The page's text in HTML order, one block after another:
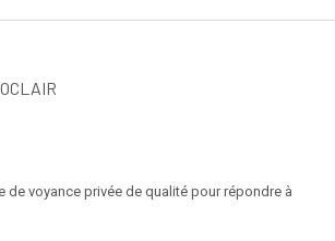
de voyance privée de qualité pour répondre à